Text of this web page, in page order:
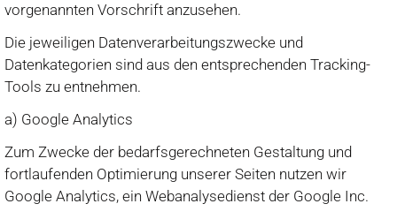
vorgenannten Vorschrift anzusehen.
Die jeweiligen Datenverarbeitungszwecke und
Datenkategorien sind aus den entsprechenden Tracking-
Tools zu entnehmen.
a) Google Analytics
Zum Zwecke der bedarfsgerechneten Gestaltung und
fortlaufenden Optimierung unserer Seiten nutzen wir
Google Analytics, ein Webanalysedienst der Google Inc.